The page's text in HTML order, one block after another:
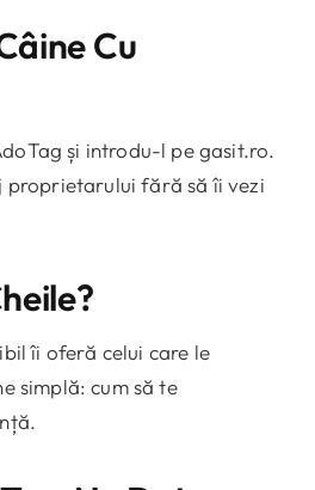
Cu
și introdu-l pe gasit.ro.
proprietarului fără să îi vezi
îi oferă celui care le
simplă: cum să te